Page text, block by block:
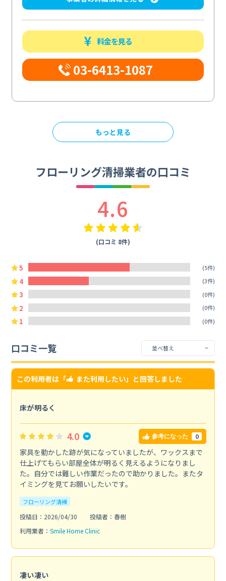
料金を見る
03-6413-1087
もっと見る
フローリング清掃業者の口コミ
4.6
(口コミ 8件)
5 (5件)
4 (3件)
3 (0件)
2 (0件)
1 (0件)
口コミ一覧
この利用者は「 また利用したい」と回答しました
床が明るく
4.0 参考になった 0
家具を動かした跡が気になっていましたが、ワックスまで
仕上げてもらい部屋全体が明るく見えるようになりまし
た。自分では難しい作業だったので助かりました。またタ
イミングを見てお願いしたいです。
フローリング清掃
投稿日：2026/04/30
投稿者：春樹
利用業者： Smile Home Clinic
凄い凄い